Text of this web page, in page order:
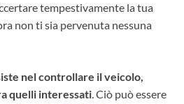
tempestivamente la tua
non ti sia pervenuta nessuna
nel controllare il veicolo,
quelli interessati. Ciò può essere